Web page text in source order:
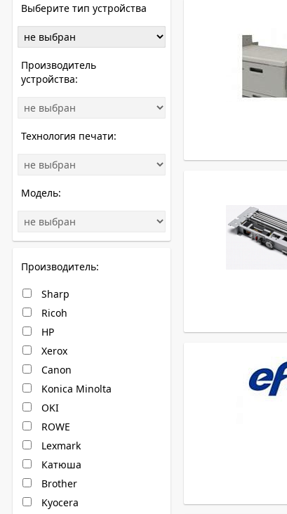
ПРОФИЛАКТИКА И ТО
РАЗОВЫЕ РЕМОНТЫ
Выберите тип устройства
Производитель
устройства:
Технология печати:
Модель:
Производитель:
Sharp
Ricoh
HP
Xerox
Canon
Konica Minolta
OKI
ROWE
Lexmark
Катюша
Brother
Kyocera